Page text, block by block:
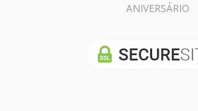
ANIVERSÁRIO